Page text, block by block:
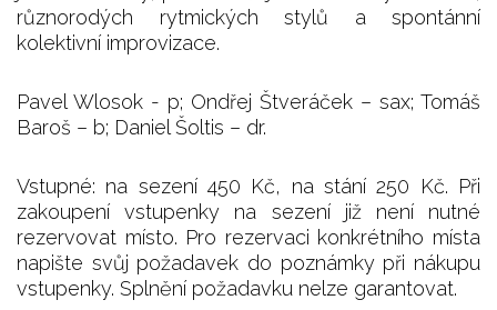
různorodých rytmických stylů a spontánní
kolektivní improvizace.
Pavel Wlosok - p; Ondřej Štveráček – sax; Tomáš
Baroš – b; Daniel Šoltis – dr.
Vstupné: na sezení 450 Kč, na stání 250 Kč. Při
zakoupení vstupenky na sezení již není nutné
rezervovat místo. Pro rezervaci konkrétního místa
napište svůj požadavek do poznámky při nákupu
vstupenky. Splnění požadavku nelze garantovat.